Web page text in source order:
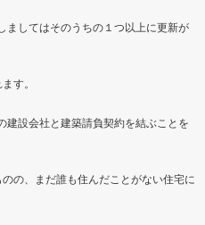
ましてはそのうちの１つ以上に更新が
す。
設会社と建築請負契約を結ぶことを
の、まだ誰も住んだことがない住宅に